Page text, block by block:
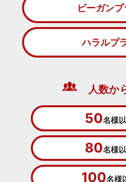
ビーガンプ
ハラルプ
人数か
50名様
80名様
100名様